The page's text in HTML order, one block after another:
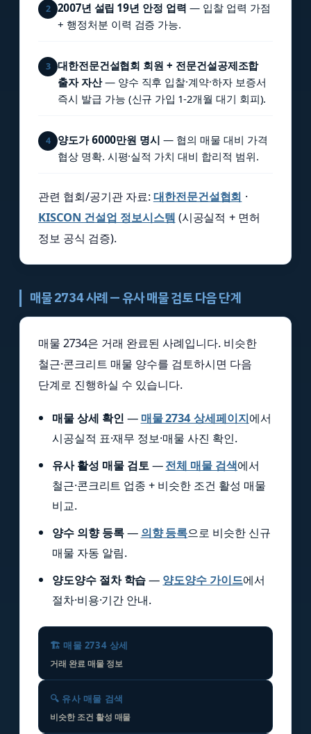
2 2007년 설립 19년 안정 업력 — 입찰 업력 가점
+ 행정처분 이력 검증 가능.
3
대한전문건설협회 회원 + 전문건설공제조합
출자 자산— 양수 직후 입찰·계약·하자 보증서
즉시 발급 가능 (신규 가입 1-2개월 대기 회피).
4 양도가 6000만원 명시 — 협의 매물 대비 가격
협상 명확. 시평·실적 가치 대비 합리적 범위.
관련 협회/공기관 자료:대한전문건설협회 ·
KISCON 건설업 정보시스템 (시공실적 + 면허
정보 공식 검증).
매물 2734 사례 — 유사 매물 검토 다음 단계
매물 2734은 거래 완료된 사례입니다. 비슷한
철근·콘크리트 매물 양수를 검토하시면 다음
단계로 진행하실 수 있습니다.
매물 상세 확인 — 매물 2734 상세페이지에서
시공실적 표·재무 정보·매물 사진 확인.
유사 활성 매물 검토—전체 매물 검색에서
철근·콘크리트 업종 + 비슷한 조건 활성 매물
비교.
양수 의향 등록— 의향 등록으로 비슷한 신규
매물 자동 알림.
양도양수 절차 학습— 양도양수 가이드에서
절차·비용·기간 안내.
🏗️ 매물 2734 상세
거래 완료 매물 정보
🔍 유사 매물 검색
비슷한 조건 활성 매물